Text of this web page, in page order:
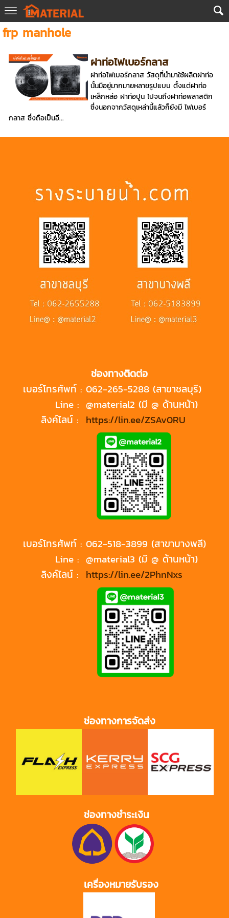
frp manhole
ฝาท่อไฟเบอร์กลาส
ฝาท่อไฟเบอร์กลาส วัสดุที่นำมาใช้ผลิตฝาท่อ
นั้นมีอยู่มากมายหลายรูปแบบ ตั้งแต่ฝาท่อ
เหล็กหล่อ ฝาท่อปูน ไปจนถึงฝาท่อพลาสติก
ซึ่งนอกจากวัสดุเหล่านี้แล้วก็ยังมี ไฟเบอร์
กลาส ซึ่งถือเป็นอี...
ช่องทางติดต่อ
เบอร์โทรศัพท์ : 062-265-5288 (สาขาชลบุรี)
Line : @material2 (มี @ ด้านหน้า)
ลิงค์ไลน์ : https://lin.ee/ZSAv0RU
เบอร์โทรศัพท์ : 062-518-3899 (สาขาบางพลี)
Line : @material3 (มี @ ด้านหน้า)
ลิงค์ไลน์ : https://lin.ee/2PhnNxs
ช่องทางการจัดส่ง
ช่องทางชำระเงิน
เครื่องหมายรับรอง